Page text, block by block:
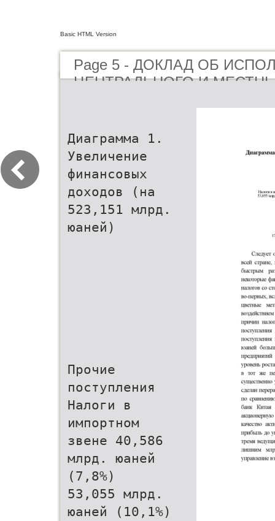
Basic HTML Version
Page 5 - ДОКЛАД ОБ
ЦЕНТРАЛЬНОГО И
Диаграмма 1.
Увеличение
финансовых
доходов (на
523,151 млрд.
юаней)
Прочие
поступления
Налоги в
импортном
звене 40,586
млрд. юаней
(7,8%)
53,055 млрд.
юаней (10,1%)